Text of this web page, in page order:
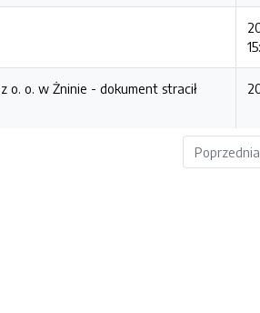
o. o. w Żninie - dokument stracił
Poprzednia